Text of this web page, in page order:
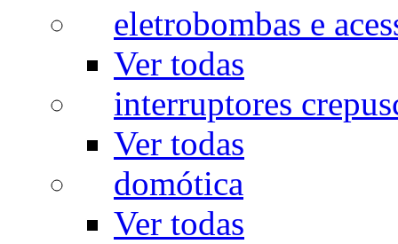
eletrobombas e
Ver todas
interruptores
Ver todas
domótica
Ver todas